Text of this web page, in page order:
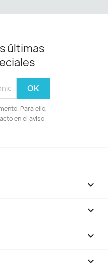
últimas
Para ello,
en el aviso



